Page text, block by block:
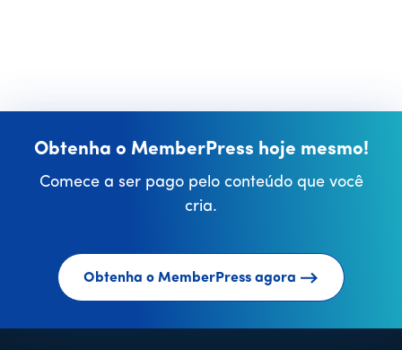
Obtenha o MemberPress hoje mesmo!
Comece a ser pago pelo conteúdo que você
cria.
Obtenha o MemberPress agora